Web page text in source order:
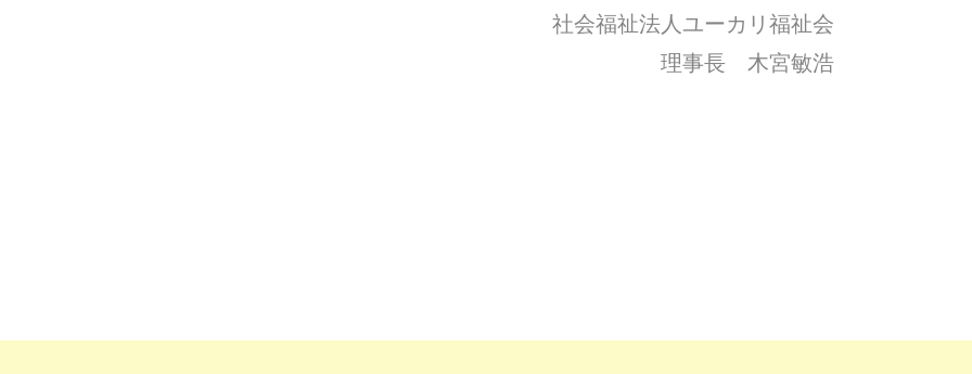
社会福祉法人ユーカリ福祉会
理事長 木宮敏浩